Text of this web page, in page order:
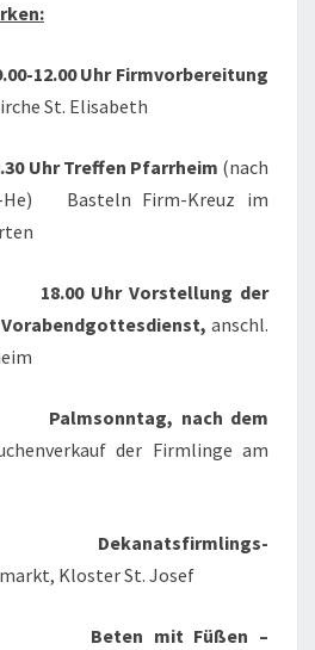
Uhr Firmvorbereitung
St. Elisabeth
Pfarrheim (nach
He) Basteln Firm-Kreuz im
Uhr Vorstellung der
anschl.
nach dem
der Firmlinge am
Dekanatsfirmlings-
Kloster St. Josef
mit Füßen –